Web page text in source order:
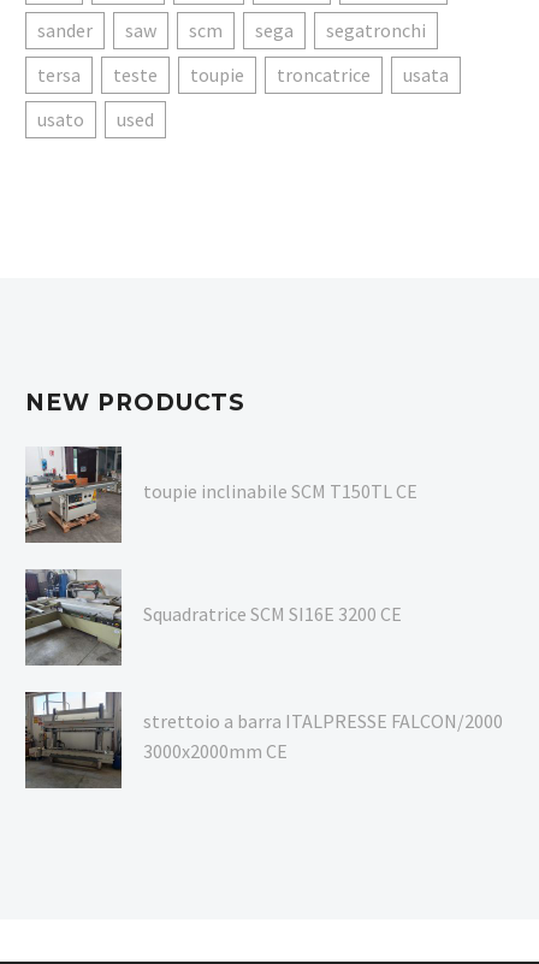
sander
saw scm sega
segatronchi
tersa
teste toupie troncatrice
usata
usato
used
NEW PRODUCTS
toupie inclinabile SCM T150TL CE
Squadratrice SCM SI16E 3200 CE
strettoio a barra ITALPRESSE FALCON/2000
3000x2000mm CE